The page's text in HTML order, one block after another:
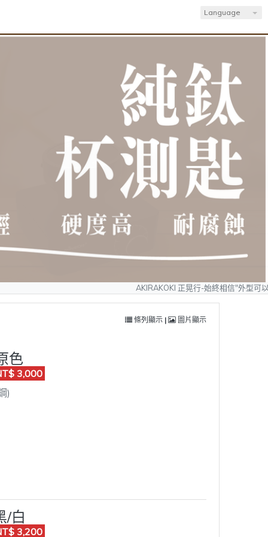
Language
AKIRAKOKI 正晃行-始終相信"外型可以
條列顯示 | 圖片顯示
色
3,000
)
/白
3,200